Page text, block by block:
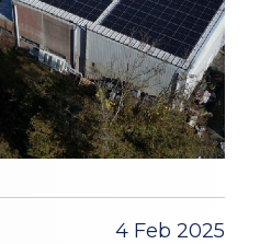
4 Feb 2025